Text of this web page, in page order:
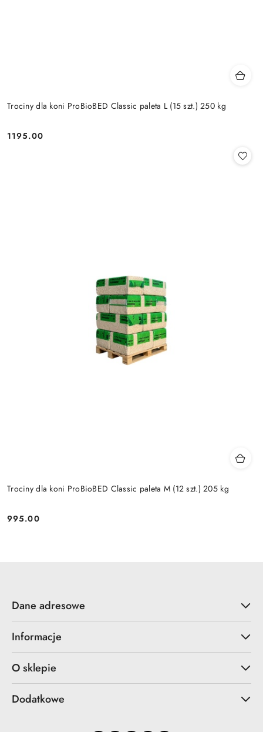
Trociny dla koni ProBioBED Classic paleta L (15 szt.) 250 kg
Cena:
1195.00
Trociny dla koni ProBioBED Classic paleta M (12 szt.) 205 kg
Cena:
995.00
Dane adresowe
Informacje
O sklepie
Dodatkowe